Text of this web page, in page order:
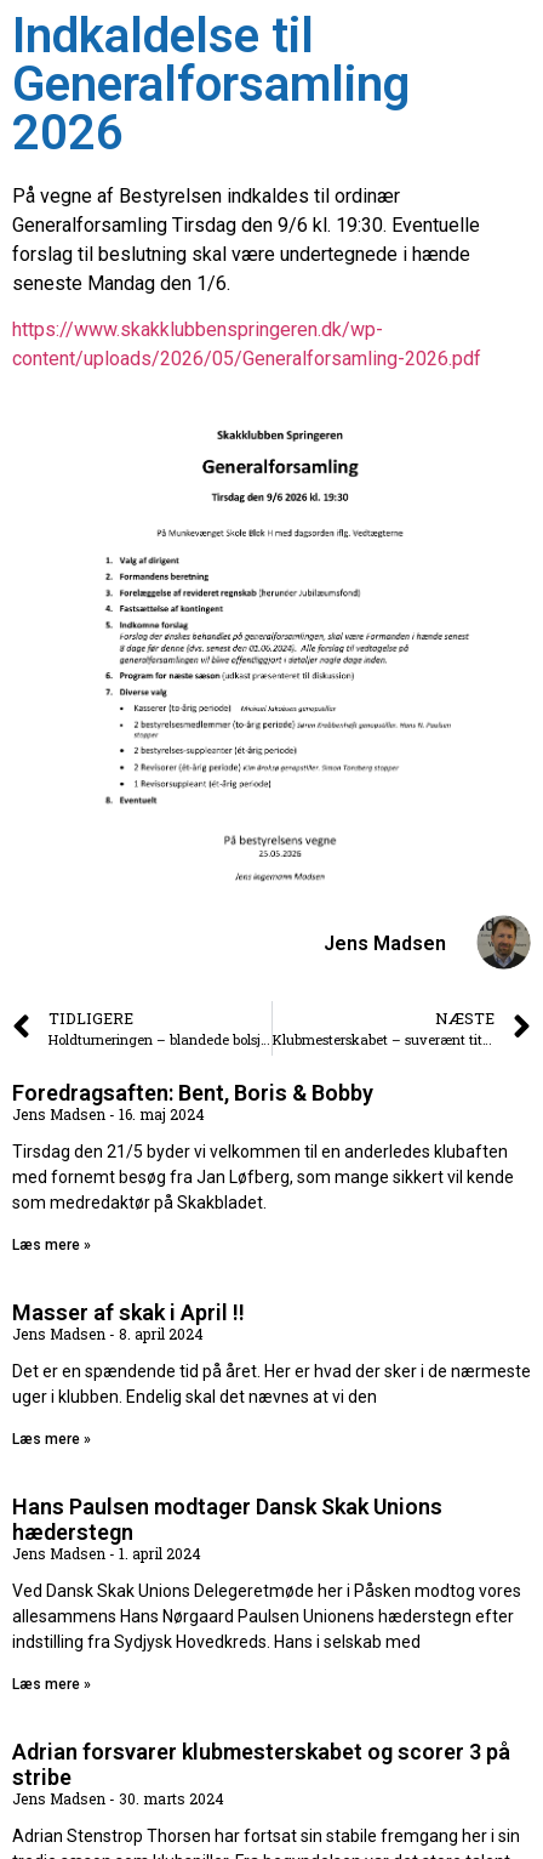
Indkaldelse til
Generalforsamling
2026
På vegne af Bestyrelsen indkaldes til ordinær
Generalforsamling Tirsdag den 9/6 kl. 19:30. Eventuelle
forslag til beslutning skal være undertegnede i hænde
seneste Mandag den 1/6.
https://www.skakklubbenspringeren.dk/wp-
content/uploads/2026/05/Generalforsamling-2026.pdf
Jens Madsen
TIDLIGERE
Holdturneringen – blandede bolsjer
NÆSTE
Klubmesterskabet – suverænt titelforsvar
Foredragsaften: Bent, Boris & Bobby
Jens Madsen
16. maj 2024
Tirsdag den 21/5 byder vi velkommen til en anderledes klubaften
med fornemt besøg fra Jan Løfberg, som mange sikkert vil kende
som medredaktør på Skakbladet.
Læs mere »
Masser af skak i April !!
Jens Madsen
8. april 2024
Det er en spændende tid på året. Her er hvad der sker i de nærmeste
uger i klubben. Endelig skal det nævnes at vi den
Læs mere »
Hans Paulsen modtager Dansk Skak Unions
hæderstegn
Jens Madsen
1. april 2024
Ved Dansk Skak Unions Delegeretmøde her i Påsken modtog vores
allesammens Hans Nørgaard Paulsen Unionens hæderstegn efter
indstilling fra Sydjysk Hovedkreds. Hans i selskab med
Læs mere »
Adrian forsvarer klubmesterskabet og scorer 3 på
stribe
Jens Madsen
30. marts 2024
Adrian Stenstrop Thorsen har fortsat sin stabile fremgang her i sin